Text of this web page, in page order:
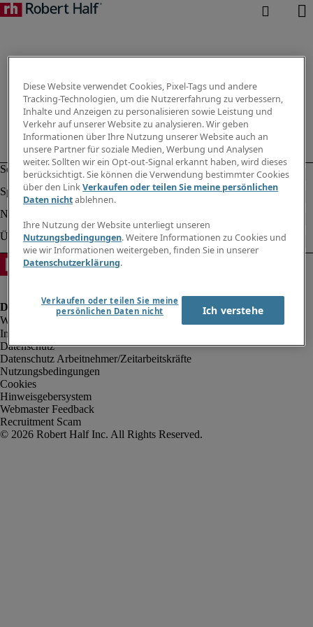
Impressum
Datenschutz
Datenschutz Arbeitnehmer/Zeitarbeitskräfte
Nutzungsbedingungen
Cookies
Hinweisgebersystem
Webmaster Feedback
Recruitment Scam
Diese Website verwendet Cookies, Pixel-Tags und andere
Tracking-Technologien, um die Nutzererfahrung zu verbessern,
Inhalte und Anzeigen zu personalisieren sowie Leistung und
Verkehr auf unserer Website zu analysieren. Wir geben
Informationen über Ihre Nutzung unserer Website auch an
unsere Partner für soziale Medien, Werbung und Analysen
weiter. Sollten wir ein Opt-out-Signal erkannt haben, wird dieses
berücksichtigt. Sie können die Verwendung bestimmter Cookies
über den LinkVerkaufen oder teilen Sie meine persönlichen
Daten nichtablehnen.
Ihre Nutzung der Website unterliegt unseren
Nutzungsbedingungen. Weitere Informationen zu Cookies und
wie wir Informationen weitergeben, finden Sie in unserer
Datenschutzerklärung.
Verkaufen oder teilen Sie meine
persönlichen Daten nicht
Ich verstehe